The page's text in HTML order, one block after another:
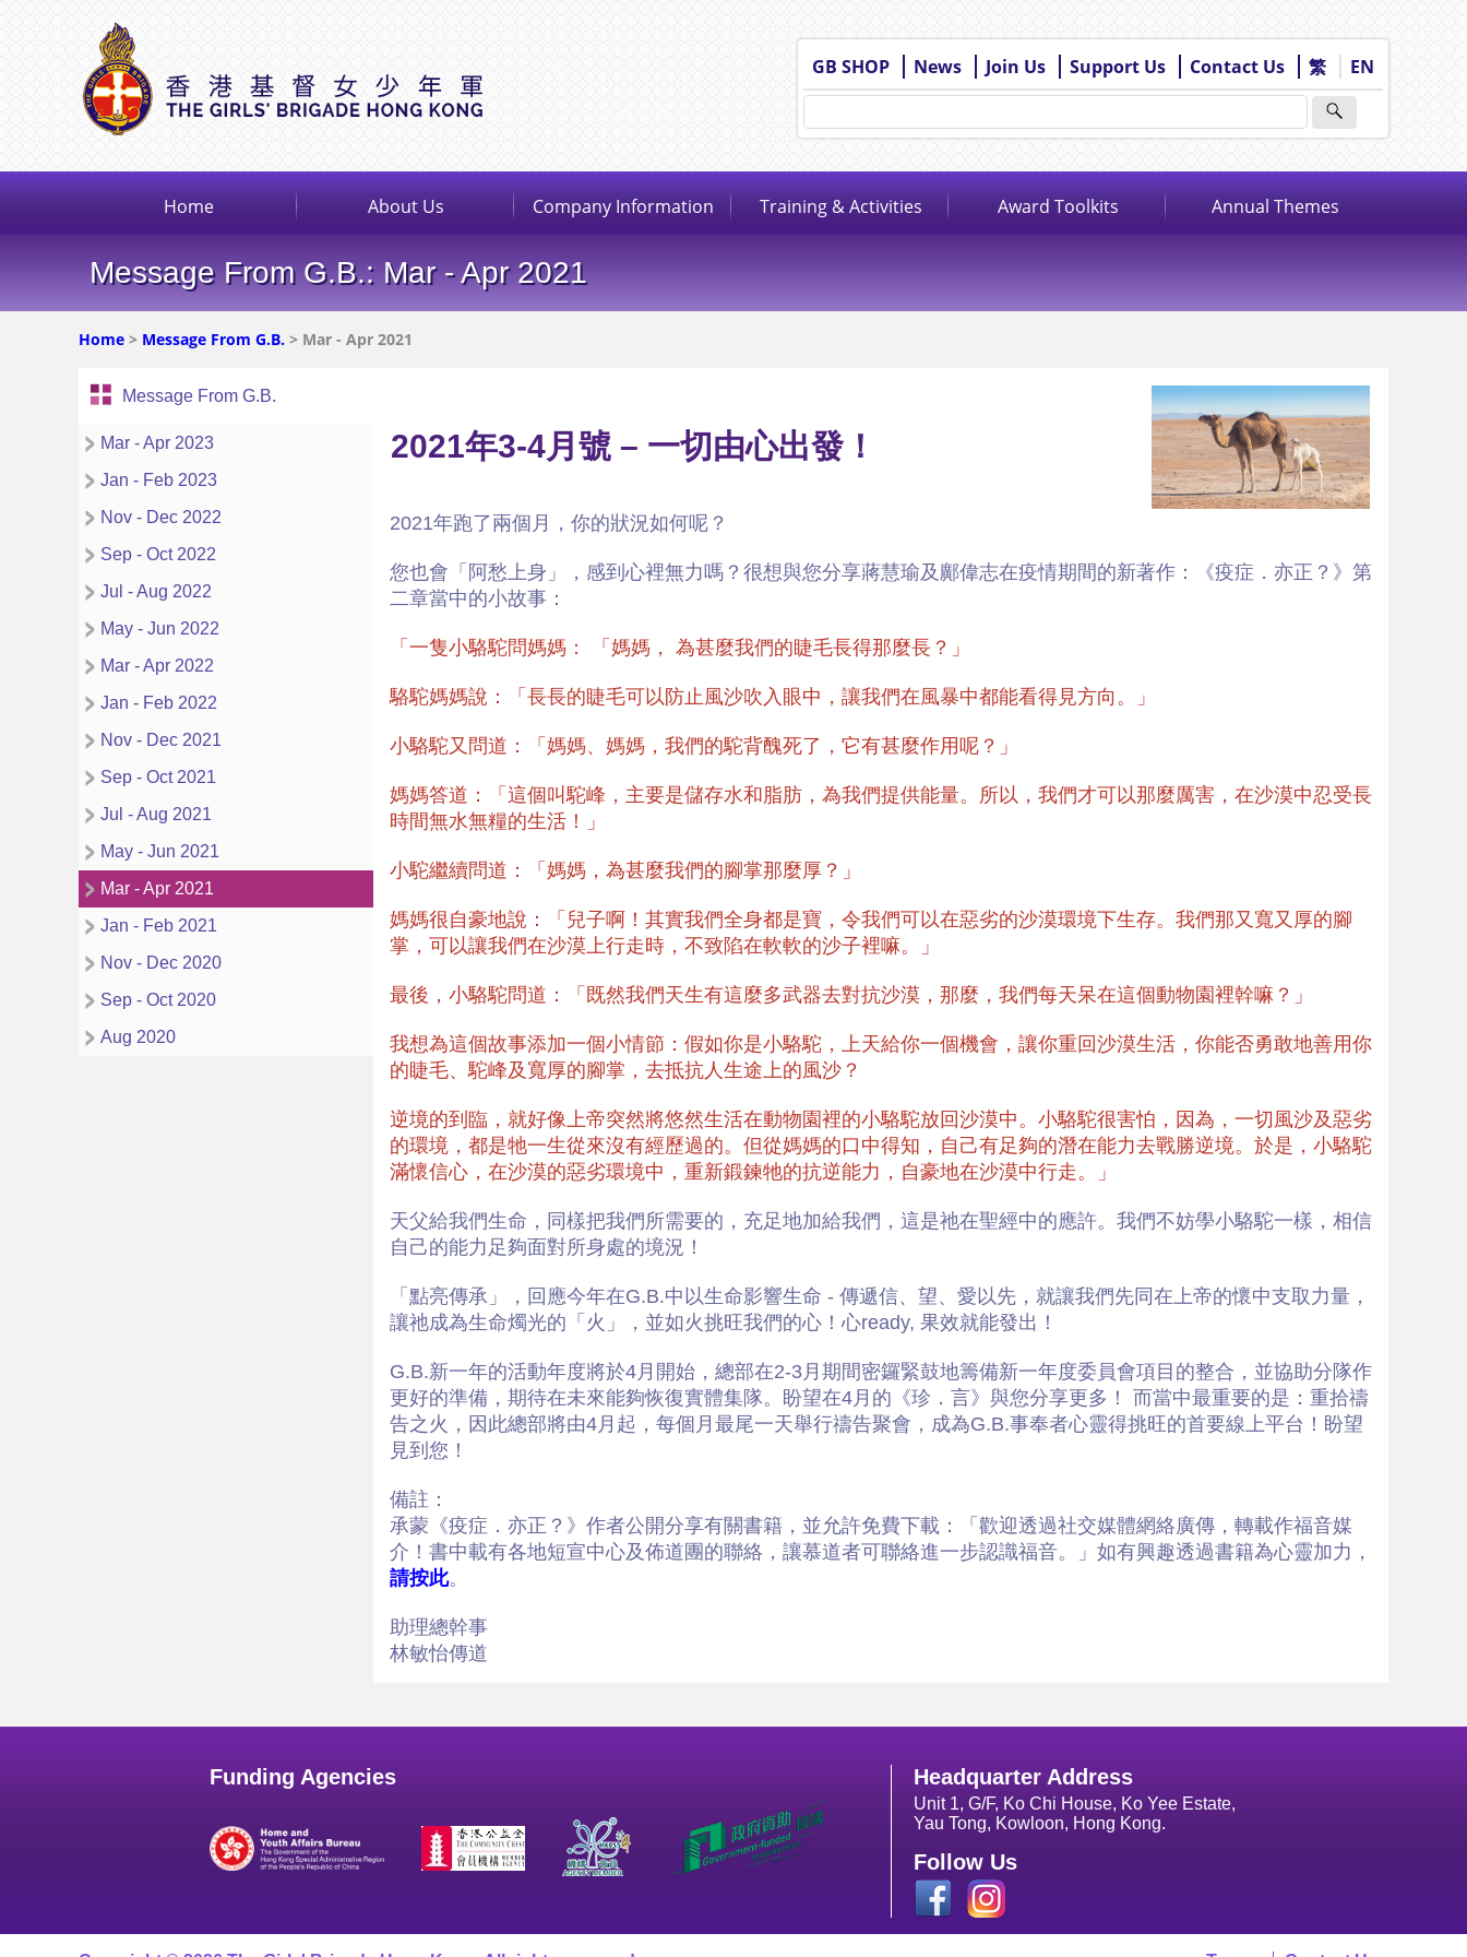
GB SHOP News Join Us Support Us Contact Us 繁 EN
Home About Us Company Information Training & Activities Award Toolkits Annual Themes
Message From G.B.: Mar - Apr 2021
Home > Message From G.B. > Mar - Apr 2021
Message From G.B.
Mar - Apr 2023
Jan - Feb 2023
Nov - Dec 2022
Sep - Oct 2022
Jul - Aug 2022
May - Jun 2022
Mar - Apr 2022
Jan - Feb 2022
Nov - Dec 2021
Sep - Oct 2021
Jul - Aug 2021
May - Jun 2021
Mar - Apr 2021
Jan - Feb 2021
Nov - Dec 2020
Sep - Oct 2020
Aug 2020
2021年3-4月號 – 一切由心出發！
2021年跑了兩個月，你的狀況如何呢？
您也會「阿愁上身」，感到心裡無力嗎？很想與您分享蔣慧瑜及鄺偉志在疫情期間的新著作：《疫症．亦正？》第
二章當中的小故事：
「⼀隻⼩駱駝問媽媽： 「媽媽， 為甚麼我們的睫⽑長得那麼長？」
駱駝媽媽說：「長長的睫⽑可以防⽌風沙吹入眼中，讓我們在風暴中都能看得見方向。」
小駱駝又問道：「媽媽、媽媽，我們的駝背醜死了，它有甚麼作⽤呢？」
媽媽答道：「這個叫駝峰，主要是儲存⽔和脂肪，為我們提供能量。所以，我們才可以那麼厲害，在沙漠中忍受長
時間無水無糧的生活！」
小駝繼續問道：「媽媽，為甚麼我們的腳掌那麼厚？」
媽媽很⾃豪地說：「兒⼦啊！其實我們全身都是寶，令我們可以在惡劣的沙漠環境下生存。我們那又寬又厚的腳
掌，可以讓我們在沙漠上⾏⾛時，不致陷在軟軟的沙⼦裡嘛。」
最後，⼩駱駝問道：「既然我們天生有這麼多武器去對抗沙漠，那麼，我們每天呆在這個動物園裡幹嘛？」
我想為這個故事添加⼀個小情節：假如你是小駱駝，上天給你⼀個機會，讓你重回沙漠生活，你能否勇敢地善⽤你
的睫毛、駝峰及寬厚的腳掌，去抵抗人生途上的風沙？
逆境的到臨，就好像上帝突然將悠然生活在動物園裡的小駱駝放回沙漠中。小駱駝很害怕，因為，⼀切風沙及惡劣
的環境，都是牠一生從來沒有經歷過的。但從媽媽的口中得知，自己有足夠的潛在能力去戰勝逆境。於是，小駱駝
滿懷信心，在沙漠的惡劣環境中，重新鍛鍊牠的抗逆能力，自豪地在沙漠中行走。」
天父給我們生命，同樣把我們所需要的，充足地加給我們，這是祂在聖經中的應許。我們不妨學小駱駝一樣，相信
自己的能力足夠面對所身處的境況！
「點亮傳承」，回應今年在G.B.中以生命影響生命 - 傳遞信、望、愛以先，就讓我們先同在上帝的懷中支取力量，
讓祂成為生命燭光的「火」，並如火挑旺我們的心！心ready, 果效就能發出！
G.B.新一年的活動年度將於4月開始，總部在2-3月期間密鑼緊鼓地籌備新一年度委員會項目的整合，並協助分隊作
更好的準備，期待在未來能夠恢復實體集隊。盼望在4月的《珍．言》與您分享更多！ 而當中最重要的是：重拾禱
告之火，因此總部將由4月起，每個月最尾一天舉行禱告聚會，成為G.B.事奉者心靈得挑旺的首要線上平台！盼望
見到您！
備註：
承蒙《疫症．亦正？》作者公開分享有關書籍，並允許免費下載：「歡迎透過社交媒體網絡廣傳，轉載作福音媒
介！書中載有各地短宣中心及佈道團的聯絡，讓慕道者可聯絡進一步認識福音。」如有興趣透過書籍為心靈加力，
請按此。
助理總幹事
林敏怡傳道
Funding Agencies Headquarter Address
Unit 1, G/F, Ko Chi House, Ko Yee Estate,
Yau Tong, Kowloon, Hong Kong.
Follow Us